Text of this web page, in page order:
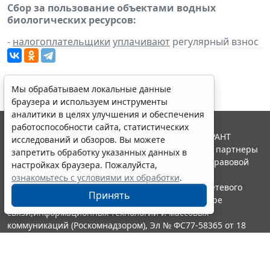
Сбор за пользование объектами водных
биологических ресурсов:
- налогоплательщики уплачивают регулярный взнос
Мы обрабатываем локальные данные
браузера и используем инструменты
аналитики в целях улучшения и обеспечения
работоспособности сайта, статистических
исследований и обзоров. Вы можете
запретить обработку указанных данных в
настройках браузера. Пожалуйста,
ознакомьтесь с условиями их обработки.
Принять
© ООО "НПП "ГАРАНТ-СЕРВИС", 2026. Система ГАРАНТ
выпускается с 1990 года. Компания "Гарант" и ее партнеры
являются участниками Российской ассоциации правовой
информации ГАРАНТ.
Портал ГАРАНТ.РУ зарегистрирован в качестве сетевого
издания Федеральной службой по надзору в сфере
связи,информационных технологий и массовых
коммуникаций (Роскомнадзором), Эл № ФС77-58365 от 18